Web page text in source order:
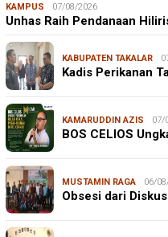
KAMPUS 07/08/2026
Unhas Raih Pendanaan
KABUPATEN TAKALAR
Kadis Perikanan
KAMARUDDIN AZIS 07/
BOS CELIOS
MUSTAMIN RAGA 06/
Obsesi dari